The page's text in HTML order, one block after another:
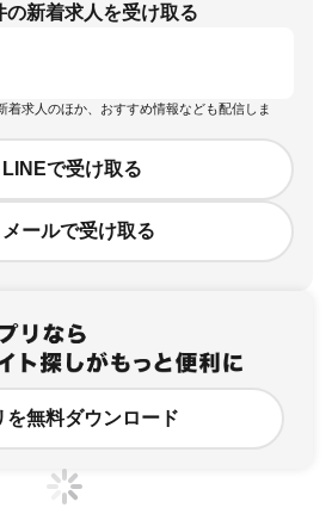
の新着求人を受け取る
着求人のほか、おすすめ情報なども配信しま
LINEで受け取る
メールで受け取る
を無料ダウンロード